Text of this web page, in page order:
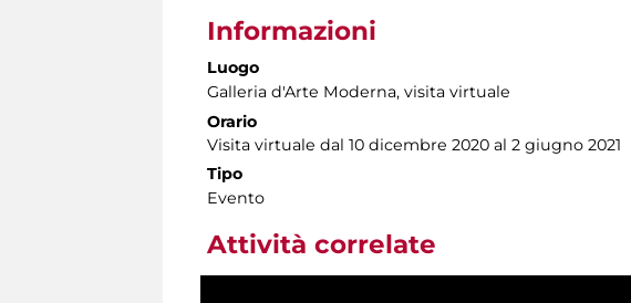
Informazioni
Luogo
Galleria d'Arte Moderna, visita virtuale
Orario
Visita virtuale dal 10 dicembre 2020 al 2 giugno 2021
Tipo
Evento
Attività correlate